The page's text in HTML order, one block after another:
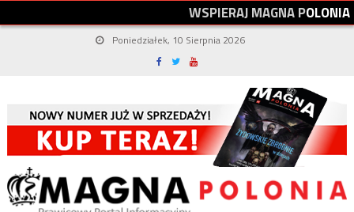
WSPIERAJMAGNAPOLONIA
Poniedziałek, 10 Sierpnia 2026